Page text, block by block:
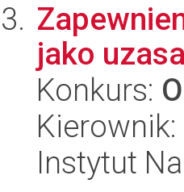
jako
Konkurs:
Instytut